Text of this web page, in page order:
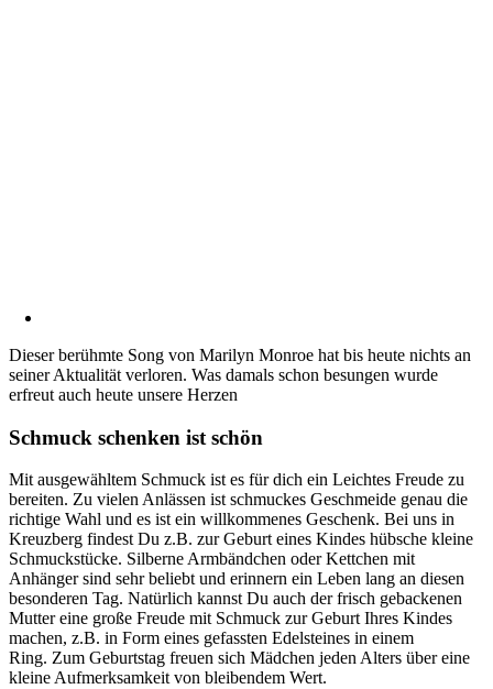
Dieser berühmte Song von Marilyn Monroe hat bis heute nichts an
seiner Aktualität verloren. Was damals schon besungen wurde
erfreut auch heute unsere Herzen
Schmuck schenken ist schön
Mit ausgewähltem Schmuck ist es für dich ein Leichtes Freude zu
bereiten. Zu vielen Anlässen ist schmuckes Geschmeide genau die
richtige Wahl und es ist ein willkommenes Geschenk. Bei uns in
Kreuzberg findest Du z.B. zur Geburt eines Kindes hübsche kleine
Schmuckstücke. Silberne Armbändchen oder Kettchen mit
Anhänger sind sehr beliebt und erinnern ein Leben lang an diesen
besonderen Tag. Natürlich kannst Du auch der frisch gebackenen
Mutter eine große Freude mit Schmuck zur Geburt Ihres Kindes
machen, z.B. in Form eines gefassten Edelsteines in einem
Ring. Zum Geburtstag freuen sich Mädchen jeden Alters über eine
kleine Aufmerksamkeit von bleibendem Wert.